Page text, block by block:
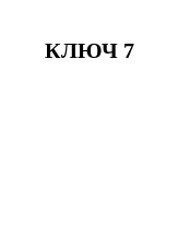
КЛЮЧ 7